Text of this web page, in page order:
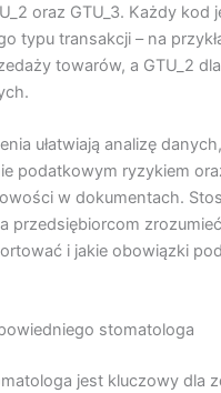
oraz GTU_3. Każdy
typu transakcji – na
towarów, a GTU_2 dla
ułatwiają analizę
podatkowym ryzykiem
w dokumentach.
przedsiębiorcom
i jakie obowiązki
stomatologa
jest kluczowy dla